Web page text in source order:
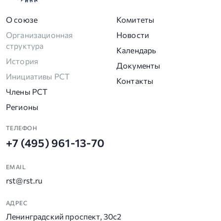
О союзе
Организационная
структура
История
Инициативы РСТ
Члены РСТ
Регионы
Комитеты
Новости
Календарь
Документы
Контакты
ТЕЛЕФОН
+7 (495) 961-13-70
EMAIL
rst@rst.ru
АДРЕС
Ленинградский проспект, 30с2